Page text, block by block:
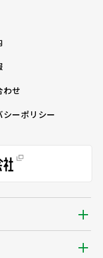
わせ
シーポリシー